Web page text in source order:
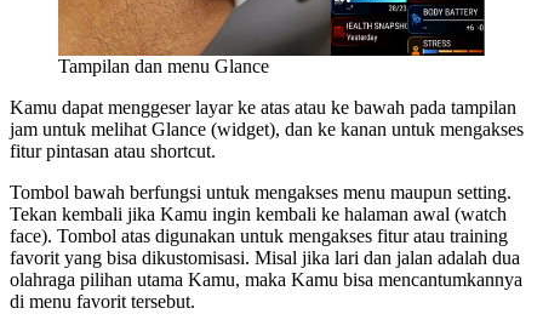
Tampilan dan menu Glance
Kamu dapat menggeser layar ke atas atau ke bawah pada tampilan
jam untuk melihat Glance (widget), dan ke kanan untuk mengakses
fitur pintasan atau shortcut.
Tombol bawah berfungsi untuk mengakses menu maupun setting.
Tekan kembali jika Kamu ingin kembali ke halaman awal (watch
face). Tombol atas digunakan untuk mengakses fitur atau training
favorit yang bisa dikustomisasi. Misal jika lari dan jalan adalah dua
olahraga pilihan utama Kamu, maka Kamu bisa mencantumkannya
di menu favorit tersebut.